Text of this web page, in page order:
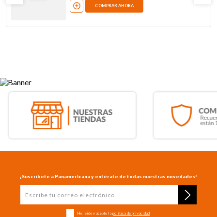
COMPRAR AHORA
¡Suscríbete a Panamericana y entérate de todas nuestras novedades!
He leído y acepto la política de privacidad